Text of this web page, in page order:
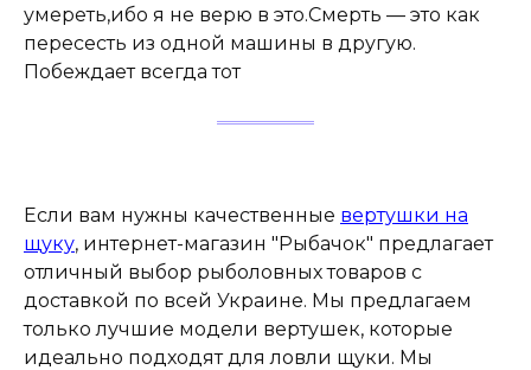
умереть,ибо я не верю в это.Смерть — это как
пересесть из одной машины в другую.
Побеждает всегда тот
Если вам нужны качественные вертушки на
щуку, интернет-магазин "Рыбачок" предлагает
отличный выбор рыболовных товаров с
доставкой по всей Украине. Мы предлагаем
только лучшие модели вертушек, которые
идеально подходят для ловли щуки. Мы